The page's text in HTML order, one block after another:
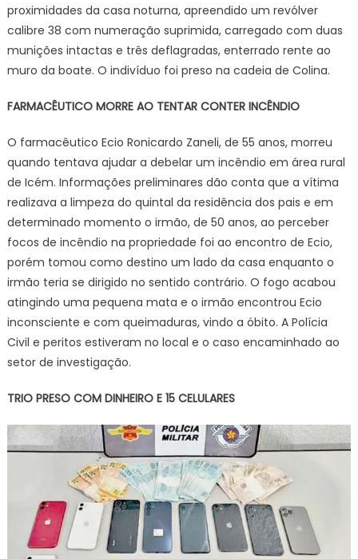
proximidades da casa noturna, apreendido um revólver
calibre 38 com numeração suprimida, carregado com duas
munições intactas e três deflagradas, enterrado rente ao
muro da boate. O indivíduo foi preso na cadeia de Colina.
FARMACÊUTICO MORRE AO TENTAR CONTER INCÊNDIO
O farmacêutico Ecio Ronicardo Zaneli, de 55 anos, morreu
quando tentava ajudar a debelar um incêndio em área rural
de Icém. Informações preliminares dão conta que a vítima
realizava a limpeza do quintal da residência dos pais e em
determinado momento o irmão, de 50 anos, ao perceber
focos de incêndio na propriedade foi ao encontro de Ecio,
porém tomou como destino um lado da casa enquanto o
irmão teria se dirigido no sentido contrário. O fogo acabou
atingindo uma pequena mata e o irmão encontrou Ecio
inconsciente e com queimaduras, vindo a óbito. A Polícia
Civil e peritos estiveram no local e o caso encaminhado ao
setor de investigação.
TRIO PRESO COM DINHEIRO E 15 CELULARES